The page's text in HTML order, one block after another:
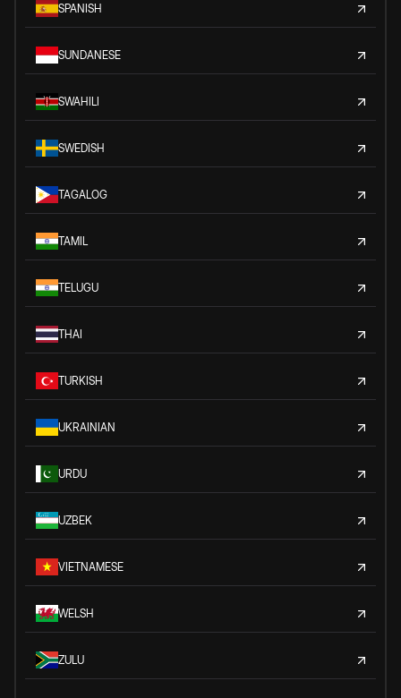
SPANISH
SUNDANESE
SWAHILI
SWEDISH
TAGALOG
TAMIL
TELUGU
THAI
TURKISH
UKRAINIAN
URDU
UZBEK
VIETNAMESE
WELSH
ZULU